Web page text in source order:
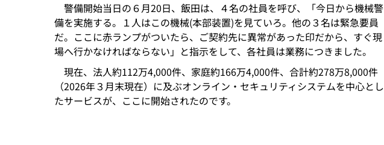
警備開始当日の６月20日、飯田は、４名の社員を呼び、「今日から機械警
備を実施する。１人はこの機械(本部装置)を見ていろ。他の３名は緊急要員
だ。ここに赤ランプがついたら、ご契約先に異常があった印だから、すぐ現
場へ行かなければならない」と指示をして、各社員は業務につきました。
現在、法人約112万4,000件、家庭約166万4,000件、合計約278万8,000件
（2026年３月末現在）に及ぶオンライン・セキュリティシステムを中心とし
たサービスが、ここに開始されたのです。